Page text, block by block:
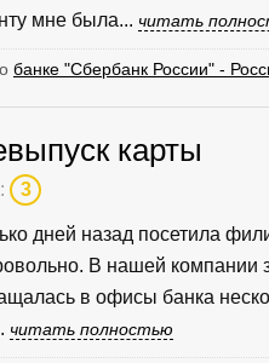
мне была... читать
банке "Сбербанк России" -
карты
3
дней назад посетила
В нашей компании
в офисы банка
читать полностью